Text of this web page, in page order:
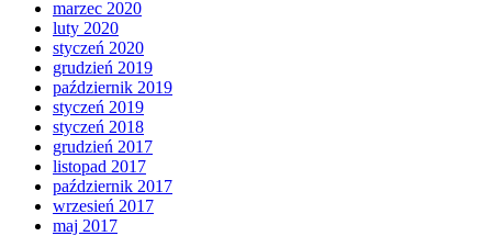
marzec 2020
luty 2020
styczeń 2020
grudzień 2019
październik 2019
styczeń 2019
styczeń 2018
grudzień 2017
listopad 2017
październik 2017
wrzesień 2017
maj 2017